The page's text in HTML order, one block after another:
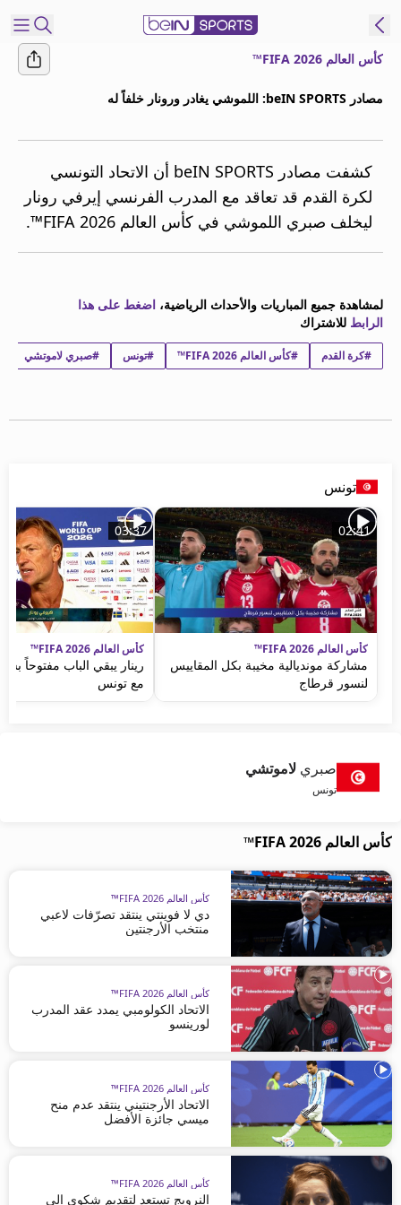
النسخة
MENA
إدارة
قائمة
النشرة
الإخبارية
اتصل بنا
beIN MEDIA GROUP
دليل التلفاز
احصل على beIN
معلومات عن هذا الموقع
كأس العالم FIFA 2026™
مصادر beIN SPORTS: اللموشي يغادر ورونار خلفاً له
كشفت مصادر beIN SPORTS أن الاتحاد التونسي
لكرة القدم قد تعاقد مع المدرب الفرنسي إيرفي رونار
ليخلف صبري اللموشي في كأس العالم FIFA 2026™.
لمشاهدة جميع المباريات والأحداث الرياضية، اضغط على هذا
الرابط للاشتراك
#كرة القدم #كأس العالم FIFA 2026™ #تونس #صبري لاموتشي
تونس
02:41
كأس العالم FIFA 2026™
مشاركة مونديالية مخيبة بكل المقاييس
لنسور قرطاج
03:37
كأس العالم FIFA 2026™
رينار يبقي الباب مفتوحاً
مع تونس
صبري لاموتشي
تونس
كأس العالم FIFA 2026™
كأس العالم FIFA 2026™
دي لا فوينتي ينتقد تصرّفات لاعبي
منتخب الأرجنتين
كأس العالم FIFA 2026™
الاتحاد الكولومبي يمدد عقد المدرب
لورينسو
كأس العالم FIFA 2026™
الاتحاد الأرجنتيني ينتقد عدم منح
ميسي جائزة الأفضل
كأس العالم FIFA 2026™
النرويج تستعد لتقديم شكوى إلى